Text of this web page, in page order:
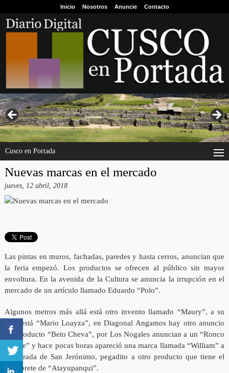
Inicio Nosotros Anuncie Contacto
Cusco en Portada
Nuevas marcas en el mercado
jueves, 12 abril, 2018
Las pintas en muros, fachadas, paredes y hasta cerros, anuncian que
la feria empezó. Los productos se ofrecen al público sin mayor
envoltura. En la avenida de la Cultura se anuncia la irrupción en el
mercado de un artículo llamado Eduardo “Polo”.
Algunos metros más allá está otro invento llamado “Maury”, a su
lado está “Mario Loayza”, en Diagonal Angamos hay otro anuncio
del producto “Beto Cheva”, por Los Nogales anuncian a un “Ronco
Ugarte” y hace pocas horas apareció una marca llamada “William” a
la entrada de San Jerónimo, pegadito a otro producto que tiene el
membrete de “Atayupanqui”.